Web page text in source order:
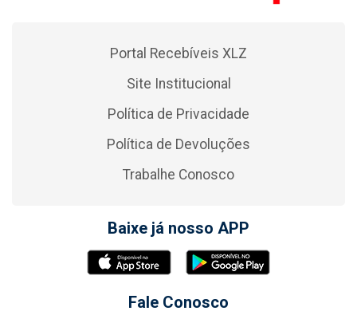
Portal Recebíveis XLZ
Site Institucional
Política de Privacidade
Política de Devoluções
Trabalhe Conosco
Baixe já nosso APP
Fale Conosco